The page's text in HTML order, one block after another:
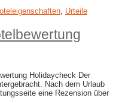
, Urteile
Holidaycheck Der
Nach dem Urlaub
eine Rezension über